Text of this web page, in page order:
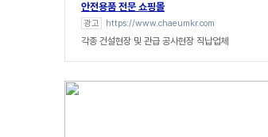
안전용품 전문 쇼핑몰
광고 https://www.chaeumkr.com
각종 건설현장 및 관급 공사현장 직납업체